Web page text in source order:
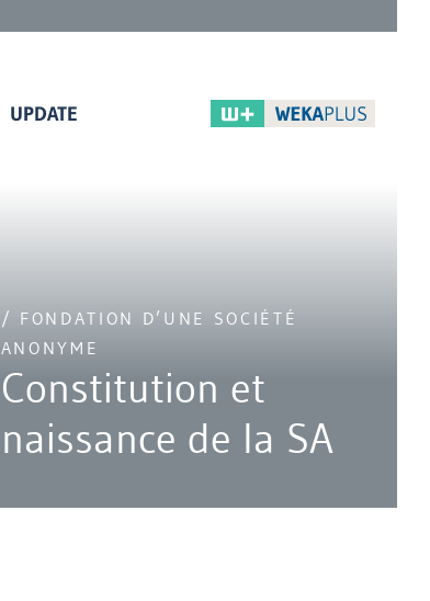
UPDATE
/ FONDATION D’UNE SOCIÉTÉ
ANONYME
Constitution et
naissance de la SA